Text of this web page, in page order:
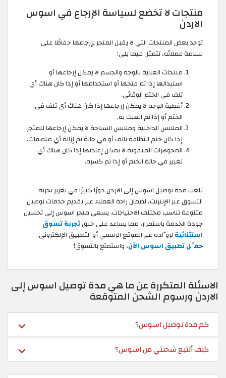
منتجات لا تخضع لسياسة الإرجاع في اسوس
الاردن
توجد بعض المنتجات التي لا يقبل المتجر بإرجاعها حفاظًا على
سلامة عملائه، تتمثل فيما يلي:
منتجات العناية بالوجه والجسم لا يمكن إرجاعها أو
استبدالها إذا تم فتحها أو استخدامها أو إذا كان هناك أي
تلف في الختم الوقائي.
أغطية الوجه لا يمكن إرجاعها إذا كان هناك أي تلف في
الختم أو إذا تم العبث به.
الملابس الداخلية وملابس السباحة لا يمكن إرجاعها للمتجر
إذا كان ختم النظافة تالف أو في حالة تم إزالة أي ملصقات.
المجوهرات المثقوبة لا يمكن إعادتها إذا كان هناك أي
تغيير في حالة الختم أو إذا تم كسره.
تلعب مدة توصيل اسوس إلى الاردن دورًا كبيرًا في تعزيز تجربة
التسوق عبر الإنترنت، لضمان راحة العملاء عبر تقديم خدمات توصيل
متنوعة تناسب مختلف الاحتياجات. يسعى متجر اسوس إلى تحسين
جودة الخدمة باستمرار، مما يساعد على خلقتجربة تسوق
استثنائية لروَّاده عبر الموقع الرسمي أو التطبيق الإلكتروني.
حمِّل تطبيق اسوس الآن، واستمتع بالتسوق!
الاسئلة المتكررة عن ما هي مدة توصيل اسوس إلى
الاردن ورسوم الشحن المتوقعة
كم مدة توصيل اسوس؟
كيف أتتبع شحنتي من اسوس؟